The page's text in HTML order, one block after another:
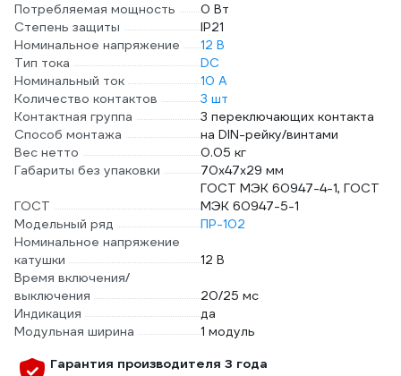
Потребляемая мощность
0 Вт
Степень защиты
IP21
Номинальное напряжение
12 В
Тип тока
DC
Номинальный ток
10 А
Количество контактов
3 шт
Контактная группа
3 переключающих контакта
Способ монтажа
на DIN-рейку/винтами
Вес нетто
0.05 кг
Габариты без упаковки
70х47х29 мм
ГОСТ
ГОСТ МЭК 60947-4-1, ГОСТ
МЭК 60947-5-1
Модельный ряд
ПР-102
Номинальное напряжение
катушки
12 В
Время включения/
выключения
20/25 мс
Индикация
да
Модульная ширина
1 модуль
Гарантия производителя 3 года